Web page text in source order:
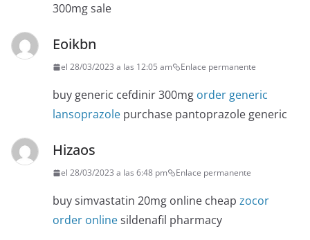
300mg sale
Eoikbn
el 28/03/2023 a las 12:05 am Enlace permanente
buy generic cefdinir 300mg order generic
lansoprazole purchase pantoprazole generic
Hizaos
el 28/03/2023 a las 6:48 pm Enlace permanente
buy simvastatin 20mg online cheap zocor
order onlinesildenafil pharmacy